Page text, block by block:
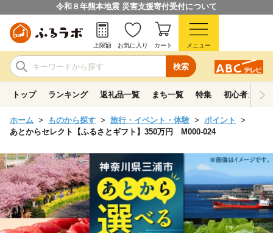
令和８年熊本地震 災害支援寄付受付について
検索
上限額 お気に入り カート メニュー
トップ ランキング 返礼品一覧 まち一覧 特集 初心者ガイド
ホーム ものから探す 旅行・イベント・体験
ポイント
あとからセレクト【ふるさとギフト】350万円 M000-024